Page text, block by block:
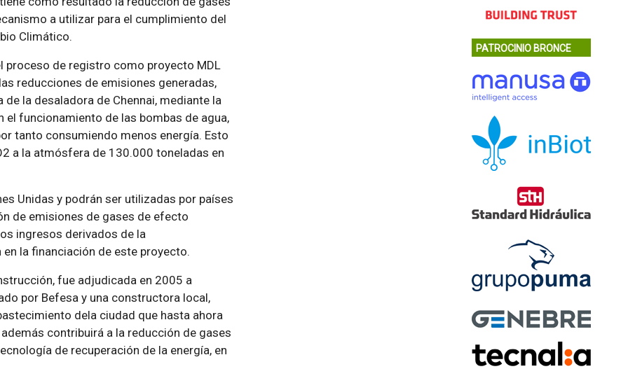
a utilizar para el cumplimiento del
Climático.
proceso de registro como proyecto MDL
reducciones de emisiones generadas,
la desaladora de Chennai, mediante la
funcionamiento de las bombas de agua,
tanto consumiendo menos energía. Esto
a la atmósfera de 130.000 toneladas en
Unidas y podrán ser utilizadas por países
de emisiones de gases de efecto
ingresos derivados de la
la financiación de este proyecto.
fue adjudicada en 2005 a
por Befesa y una constructora local,
dela ciudad que hasta ahora
contribuirá a la reducción de gases
de recuperación de la energía, en
PATROCINIO BRONCE